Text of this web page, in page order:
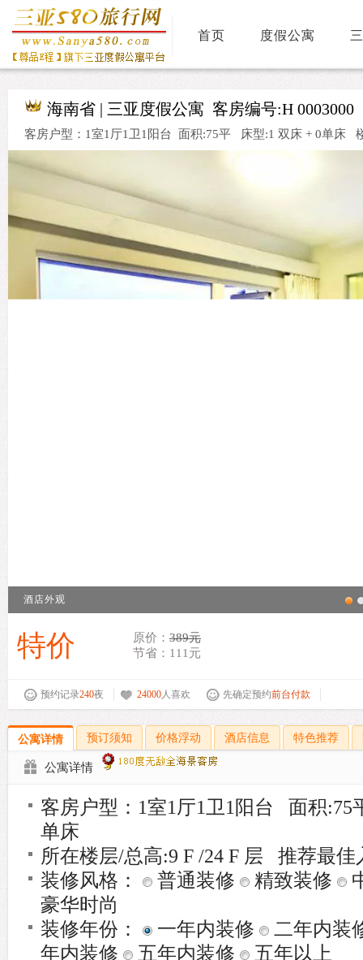
首页 度假公寓
海南省 | 三亚度假公寓 客房编号:H
客房户型：1室1厅1卫1阳台 面积:75平 床型:1 双床 + 0单床
酒店外观
特价 原价： 389元
节省：111元
预约记录240夜 24000人喜欢 先确定预约前台付款
公寓详情 预订须知 价格浮动 酒店信息 特色推荐
公寓详情
客房户型：1室1厅1卫1阳台 面积
单床
所在楼层/总高:9 F /24 F 层 推荐最
装修风格：
普通装修 精致装修
豪华时尚
装修年份：
一年内装修
二年内装
年内装修
五年内装修
五年以上